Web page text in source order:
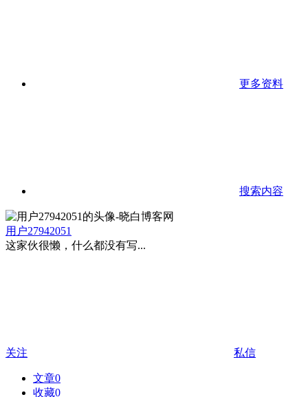
更多资料
搜索内容
用户27942051
这家伙很懒，什么都没有写...
关注 私信
文章0
收藏0